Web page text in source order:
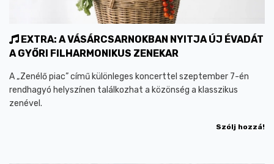
EXTRA: A VÁSÁRCSARNOKBAN NYITJA ÚJ ÉVADÁT
A GYŐRI FILHARMONIKUS ZENEKAR
A „Zenélő piac” című különleges koncerttel szeptember 7-én
rendhagyó helyszínen találkozhat a közönség a klasszikus
zenével.
Szólj hozzá!